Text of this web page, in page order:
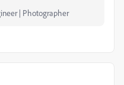
| Photographer